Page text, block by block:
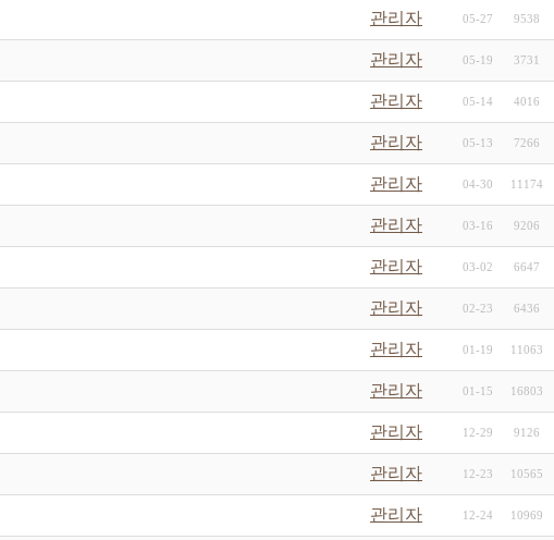
관리자 05-27 9538
관리자 05-19 3731
관리자 05-14 4016
관리자 05-13 7266
관리자 04-30 11174
관리자 03-16 9206
관리자 03-02 6647
관리자 02-23 6436
관리자 01-19 11063
관리자 01-15 16803
관리자 12-29 9126
관리자 12-23 10565
관리자 12-24 10969